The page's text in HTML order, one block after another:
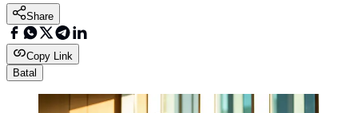
Share
Copy Link
Batal